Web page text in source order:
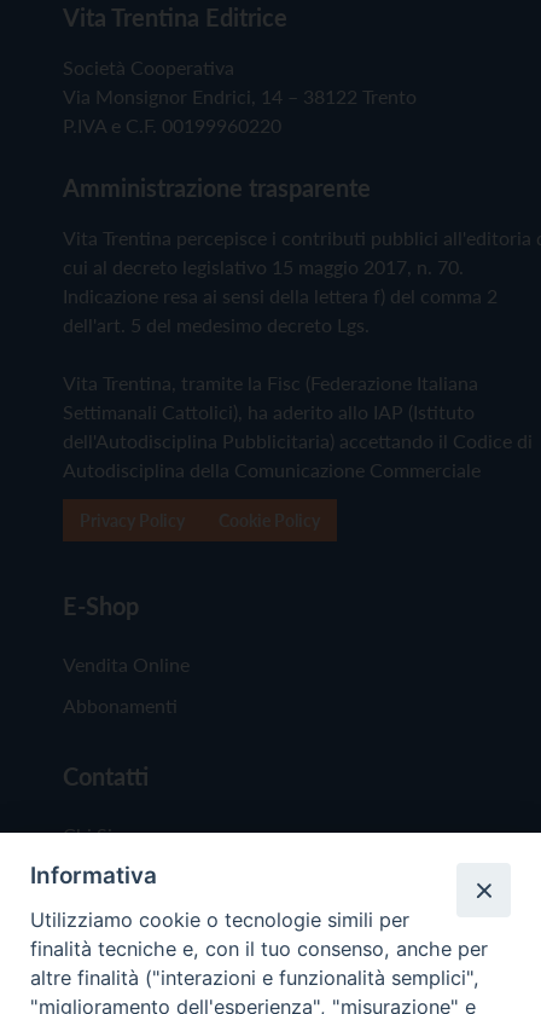
Vita Trentina Editrice
Società Cooperativa
Via Monsignor Endrici, 14 – 38122 Trento
P.IVA e C.F. 00199960220
Amministrazione trasparente
Vita Trentina percepisce i contributi pubblici all'editoria
cui al decreto legislativo 15 maggio 2017, n. 70.
Indicazione resa ai sensi della lettera f) del comma 2
dell'art. 5 del medesimo decreto Lgs.
Vita Trentina, tramite la Fisc (Federazione Italiana
Settimanali Cattolici), ha aderito allo IAP (Istituto
dell'Autodisciplina Pubblicitaria) accettando il Codice di
Autodisciplina della Comunicazione Commerciale
E-Shop
Vendita Online
Abbonamenti
Contatti
Chi Siamo
Redazione
Scrivici
Informativa
Utilizziamo cookie o tecnologie simili per
finalità tecniche e, con il tuo consenso, anche per
altre finalità ("interazioni e funzionalità semplici",
"miglioramento dell'esperienza", "misurazione" e